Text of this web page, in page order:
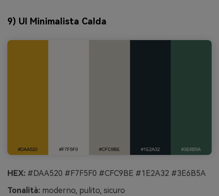
9) UI Minimalista Calda
HEX: #DAA520 #F7F5F0 #CFC9BE #1E2A32 #3E6B5A
Tonalità: moderno, pulito, sicuro